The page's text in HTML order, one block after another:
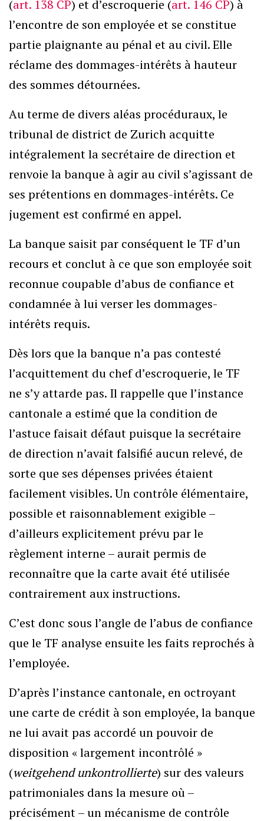
(art. 138 CP) et d’escroquerie (art. 146 CP) à
l’encontre de son employée et se constitue
partie plaignante au pénal et au civil. Elle
réclame des dommages-intérêts à hauteur
des sommes détournées.
Au terme de divers aléas procéduraux, le
tribunal de district de Zurich acquitte
intégralement la secrétaire de direction et
renvoie la banque à agir au civil s’agissant de
ses prétentions en dommages-intérêts. Ce
jugement est confirmé en appel.
La banque saisit par conséquent le TF d’un
recours et conclut à ce que son employée soit
reconnue coupable d’abus de confiance et
condamnée à lui verser les dommages-
intérêts requis.
Dès lors que la banque n’a pas contesté
l’acquittement du chef d’escroquerie, le TF
ne s’y attarde pas. Il rappelle que l’instance
cantonale a estimé que la condition de
l’astuce faisait défaut puisque la secrétaire
de direction n’avait falsifié aucun relevé, de
sorte que ses dépenses privées étaient
facilement visibles. Un contrôle élémentaire,
possible et raisonnablement exigible –
d’ailleurs explicitement prévu par le
règlement interne – aurait permis de
reconnaître que la carte avait été utilisée
contrairement aux instructions.
C’est donc sous l’angle de l’abus de confiance
que le TF analyse ensuite les faits reprochés à
l’employée.
D’après l’instance cantonale, en octroyant
une carte de crédit à son employée, la banque
ne lui avait pas accordé un pouvoir de
disposition « largement incontrôlé »
(weitgehend unkontrollierte) sur des valeurs
patrimoniales dans la mesure où –
précisément – un mécanisme de contrôle